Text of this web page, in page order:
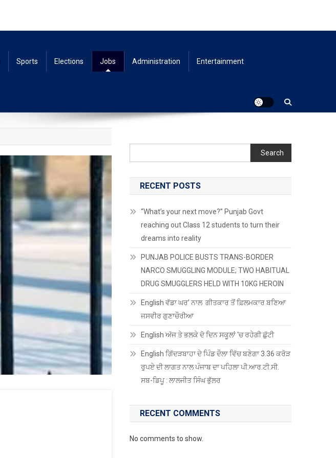
Sports Elections Jobs Administration Entertainment
Search
RECENT POSTS
“What’s your next move?” Punjab Govt
reaching out Class 12 students to turn their
dreams into reality
PUNJAB POLICE BUSTS TRANS-BORDER
NARCO SMUGGLING MODULE; TWO HABITUAL
DRUG SMUGGLERS HELD WITH 10KG HEROIN
English ਵੱਡਾ ਘਰ’ ਨਾਲ ਗੀਤਕਾਰ ਤੋਂ ਫ਼ਿਲਮਕਾਰ ਬਣਿਆ
ਜਸਵੀਰ ਗੁਣਾਚੌਰੀਆ
English ਅੱਜ ਤੇ ਭਲਕੇ ਦੋ ਦਿਨ ਸਕੂਲਾਂ ‘ਚ ਰਹੇਗੀ ਛੁੱਟੀ
English ਗਿੱਦੜਬਾਹਾ ਦੇ ਪਿੰਡ ਦੌਲਾ ਵਿੱਚ ਬਣੇਗਾ 3.36 ਕਰੋੜ
ਰੁਪਏ ਦੀ ਲਾਗਤ ਨਾਲ ਪੰਜਾਬ ਦਾ ਪਹਿਲਾ ਪੀ.ਆਰ.ਟੀ.ਸੀ.
ਸਬ-ਡਿਪੂ : ਲਾਲਜੀਤ ਸਿੰਘ ਭੁੱਲਰ
RECENT COMMENTS
No comments to show.